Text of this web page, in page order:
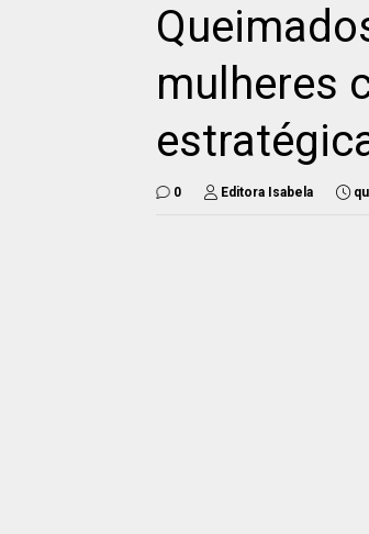
mulheres
0 Editora Isabela